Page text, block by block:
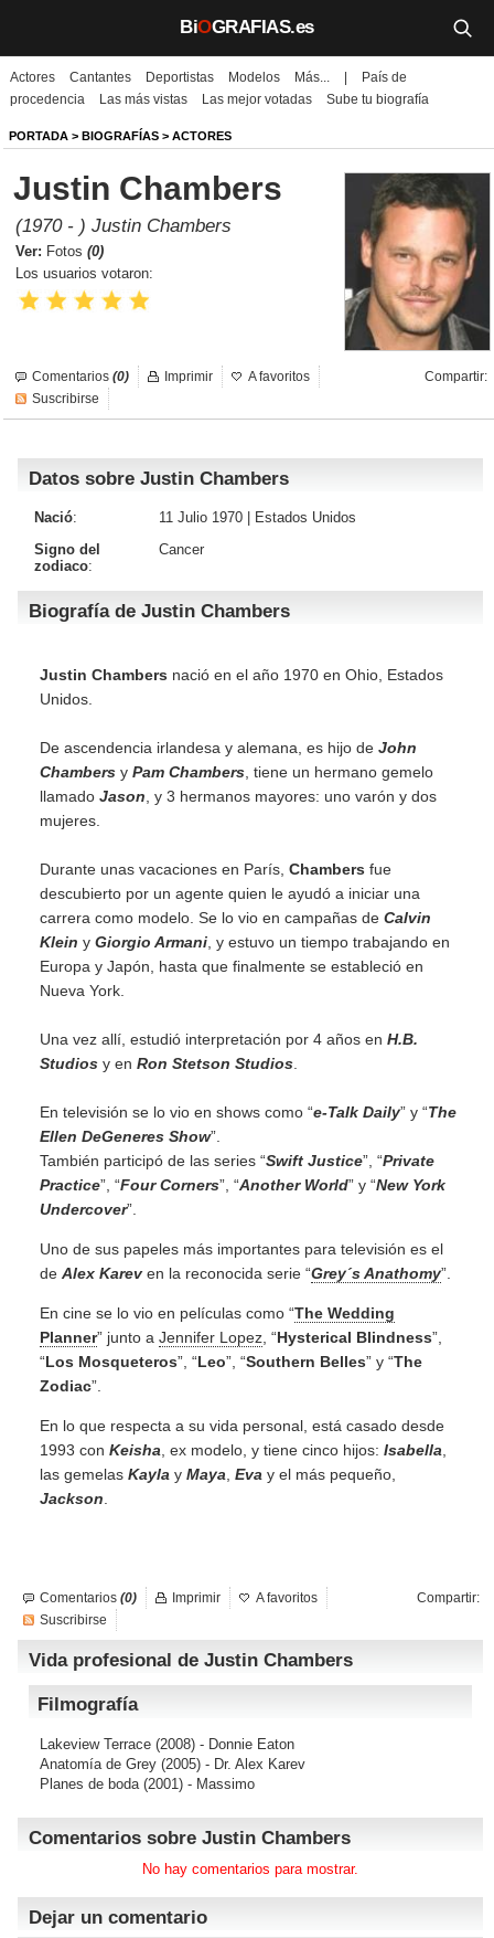
BiOGRAFIAS.es
Biografías
Películas
TV
Música
Un día como hoy
Galerías
Iniciar sesión
Actores Cantantes Deportistas Modelos Más...
País de
procedencia
Las más vistas Las mejor votadas Sube tu biografía
PORTADA > BIOGRAFÍAS > ACTORES
Justin Chambers
(1970 - ) Justin Chambers
Ver: Fotos (0)
Los usuarios votaron:
Comentarios (0) Compartir:
Imprimir
A favoritos
Suscribirse
Datos sobre Justin Chambers
Nació: 11 Julio 1970 |
Estados Unidos
Signo del
zodiaco:
Cancer
Biografía de Justin Chambers
Justin Chambers nació en el año 1970 en Ohio, Estados
Unidos.
De ascendencia irlandesa y alemana, es hijo de John
Chambers y Pam Chambers , tiene un hermano gemelo
llamado Jason , y 3 hermanos mayores: uno varón y dos
mujeres.
Durante unas vacaciones en París, Chambers fue
descubierto por un agente quien le ayudó a iniciar una
carrera como modelo. Se lo vio en campañas de Calvin
Klein y Giorgio Armani , y estuvo un tiempo trabajando en
Europa y Japón, hasta que finalmente se estableció en
Nueva York.
Una vez allí, estudió interpretación por 4 años en H.B.
Studios y en Ron Stetson Studios
En televisión se lo vio en shows como “e-Talk Daily” y “The
Ellen DeGeneres Show”.
También participó de las series “Swift Justice”, “Private
Practice”, “Four Corners”, “Another World” y “New York
Undercover”.
Uno de sus papeles más importantes para televisión es el
de Alex Kareven la reconocida serie “Grey´s Anathomy”.
En cine se lo vio en películas como “The Wedding
Planner” junto a Jennifer Lopez , “Hysterical Blindness”,
“Los Mosqueteros”, “Leo”, “Southern Belles” y “The
Zodiac”.
En lo que respecta a su vida personal, está casado desde
1993 con Keisha , ex modelo, y tiene cinco hijos: Isabella
las gemelas Kayla y Maya Eva y el más pequeño,
Jackson
Comentarios (0) Compartir:
Imprimir
A favoritos
Suscribirse
Vida profesional de Justin Chambers
Filmografía
Lakeview Terrace (2008) - Donnie Eaton
Anatomía de Grey (2005) - Dr. Alex Karev
Planes de boda(2001) - Massimo
Comentarios sobre Justin Chambers
No hay comentarios para mostrar.
Dejar un comentario